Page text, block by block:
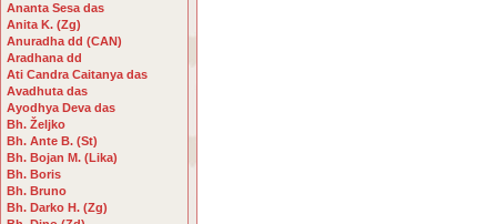
Ananta Sesa das
Anita K. (Zg)
Anuradha dd (CAN)
Aradhana dd
Ati Candra Caitanya das
Avadhuta das
Ayodhya Deva das
Bh. Željko
Bh. Ante B. (St)
Bh. Bojan M. (Lika)
Bh. Boris
Bh. Bruno
Bh. Darko H. (Zg)